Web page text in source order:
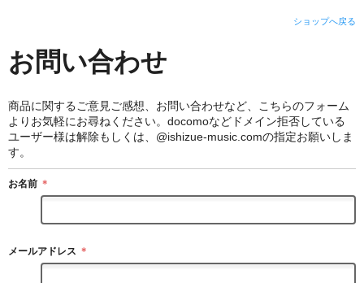
ショップへ戻る
お問い合わせ
商品に関するご意見ご感想、お問い合わせなど、こちらのフォーム
よりお気軽にお尋ねください。docomoなどドメイン拒否している
ユーザー様は解除もしくは、@ishizue-music.comの指定お願いしま
す。
お名前 ＊
メールアドレス ＊